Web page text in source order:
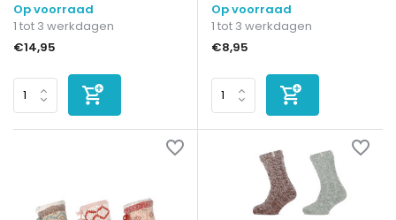
Op voorraad
1 tot 3 werkdagen
€14,95
Op voorraad
1 tot 3 werkdagen
€8,95